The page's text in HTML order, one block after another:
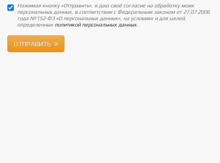
Нажимая кнопку «Отправить», я даю своё согласие на обработку моих
персональных данных, в соответствии с Федеральным законом от 27.07.2006
года №152-ФЗ «О персональных данных», на условиях и для целей,
определенных политикой персональных данных.
ОТПРАВИТЬ